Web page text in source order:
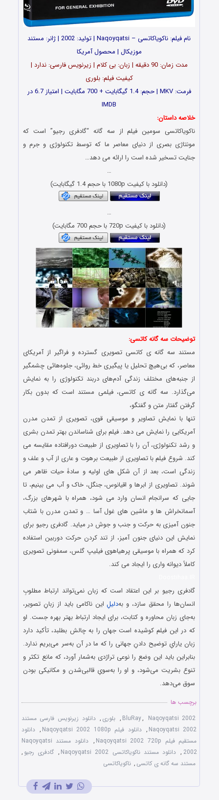
نام فیلم: ناکویاکاتسی – Naqoyqatsi | تولید: 2002 | ژانر: مستند
موزیکال | محصول آمریکا
مدت زمان: 90 دقیقه | زبان: بی کلام | زیرنویس فارسی: ندارد |
کیفیت فیلم: بلوری
فرمت: MKV | حجم: 1.4 گیگابایت + 700 مگابایت | امتیاز 6.7 در
IMDB
خلاصه داستان:
ناکویاکاتسی سومین فیلم از سه گانه “گادفری رجیو” است که
مونتاژی بصری از دنیای معاصر ما که توسط تکنولوژی و جرم و
جنایت تسخیر شده است را ارائه می دهد…
…
(دانلود با کیفیت 1080p با حجم 1.4 گیگابایت)
…
(دانلود با کیفیت 720p با حجم 700 مگابایت)
توضیحات سه گانه کاتسی:
مستند سه گانه ی کاتسی تصویری گسترده و فراگیر از آمریکای
معاصر، که بی‌هیچ تحلیل یا پیگیری خط روائی، جلوه‌هائی چشمگیر
از جنبه‌های مختلف زندگی آدم‌های دربند تکنولوژی را به نمایش
می‌گذارد. سه گانه ی کاتسی، فیلمی مستند است که بدون بکار
گرفتن گفتار متن و گفتگو،
تنها با نمایش تصاویر و موسیقی قوی، تصویری از تمدن مدرن
آمریکایی را نمایش می دهد. فیلم برای شناساندن بهتر تمدن بشری
و رشد تکنولوژی، آن را با تصاویری از طبیعت دورافتاده مقایسه می
کند. شروع فیلم با تصاویری از طبیعت برهوت و عاری از آب و علف و
زندگی است، بعد از آن شکل های اولیه و سادۀ حیات ظاهر می
شوند. تصاویری از ابرها و اقیانوس، جنگل، خاک و آب می بینیم، تا
جایی که سرانجام انسان وارد می شود، همراه با شهرهای بزرگ،
آسمانخراش ها و ماشین های غول آسا … و تمدن مدرن با شتاب
جنون آمیزی به حرکت و جنب و جوش در میاید. گادفری رجیو برای
نمایش این دنیای جنون آمیز، از تند کردن حرکت دوربین استفاده
کرد که همراه با موسیقی پرهیاهوی فیلیپ گلس، سمفونی تصویری
کاملاً دیوانه واری را ایجاد می کند.
گادفری رجیو بر این اعتقاد است که زبان نمی‌تواند ارتباط مطلوبِ
انسان‌ها را محقق سازد، و به‌دلیلِاین ناکامی باید از زبانِ تصویر،
به‌جای زبان محاوره و کتابت، برای ایجاد ارتباط بهتر بهره جست. او
که در این فیلم کوشیده است جهان را به چالش بطلبد، تأکید دارد
زبان یارایِ توضیح دادنِ جهانی را که ما در آن به‌سر می‌بریم ندارد.
بنابراین باید این وضع را نوعی تراژدی به‌شمار آورد، که مانع تکثر و
تنوع بشریت می‌شود، و او را به‌سویِ قالبی‌شدن و مکانیکی بودن
سوق می‌دهد.
برچسب ها
BluRay, Naqoyqatsi 2002
, بلوری , دانلود زیرنویس فارسی مستند
Naqoyqatsi 2002
, دانلود فیلم Naqoyqatsi 2002 1080p , دانلود
مستقیم فیلم Naqoyqatsi 2002 720p
,
دانلود مستند Naqoyqatsi
2002
, دانلود مستند ناکویاکاتسی Naqoyqatsi 2002 , گادفری رجیو ,
مستند سه گانه ی کاتسی , ناکویاکاتسی